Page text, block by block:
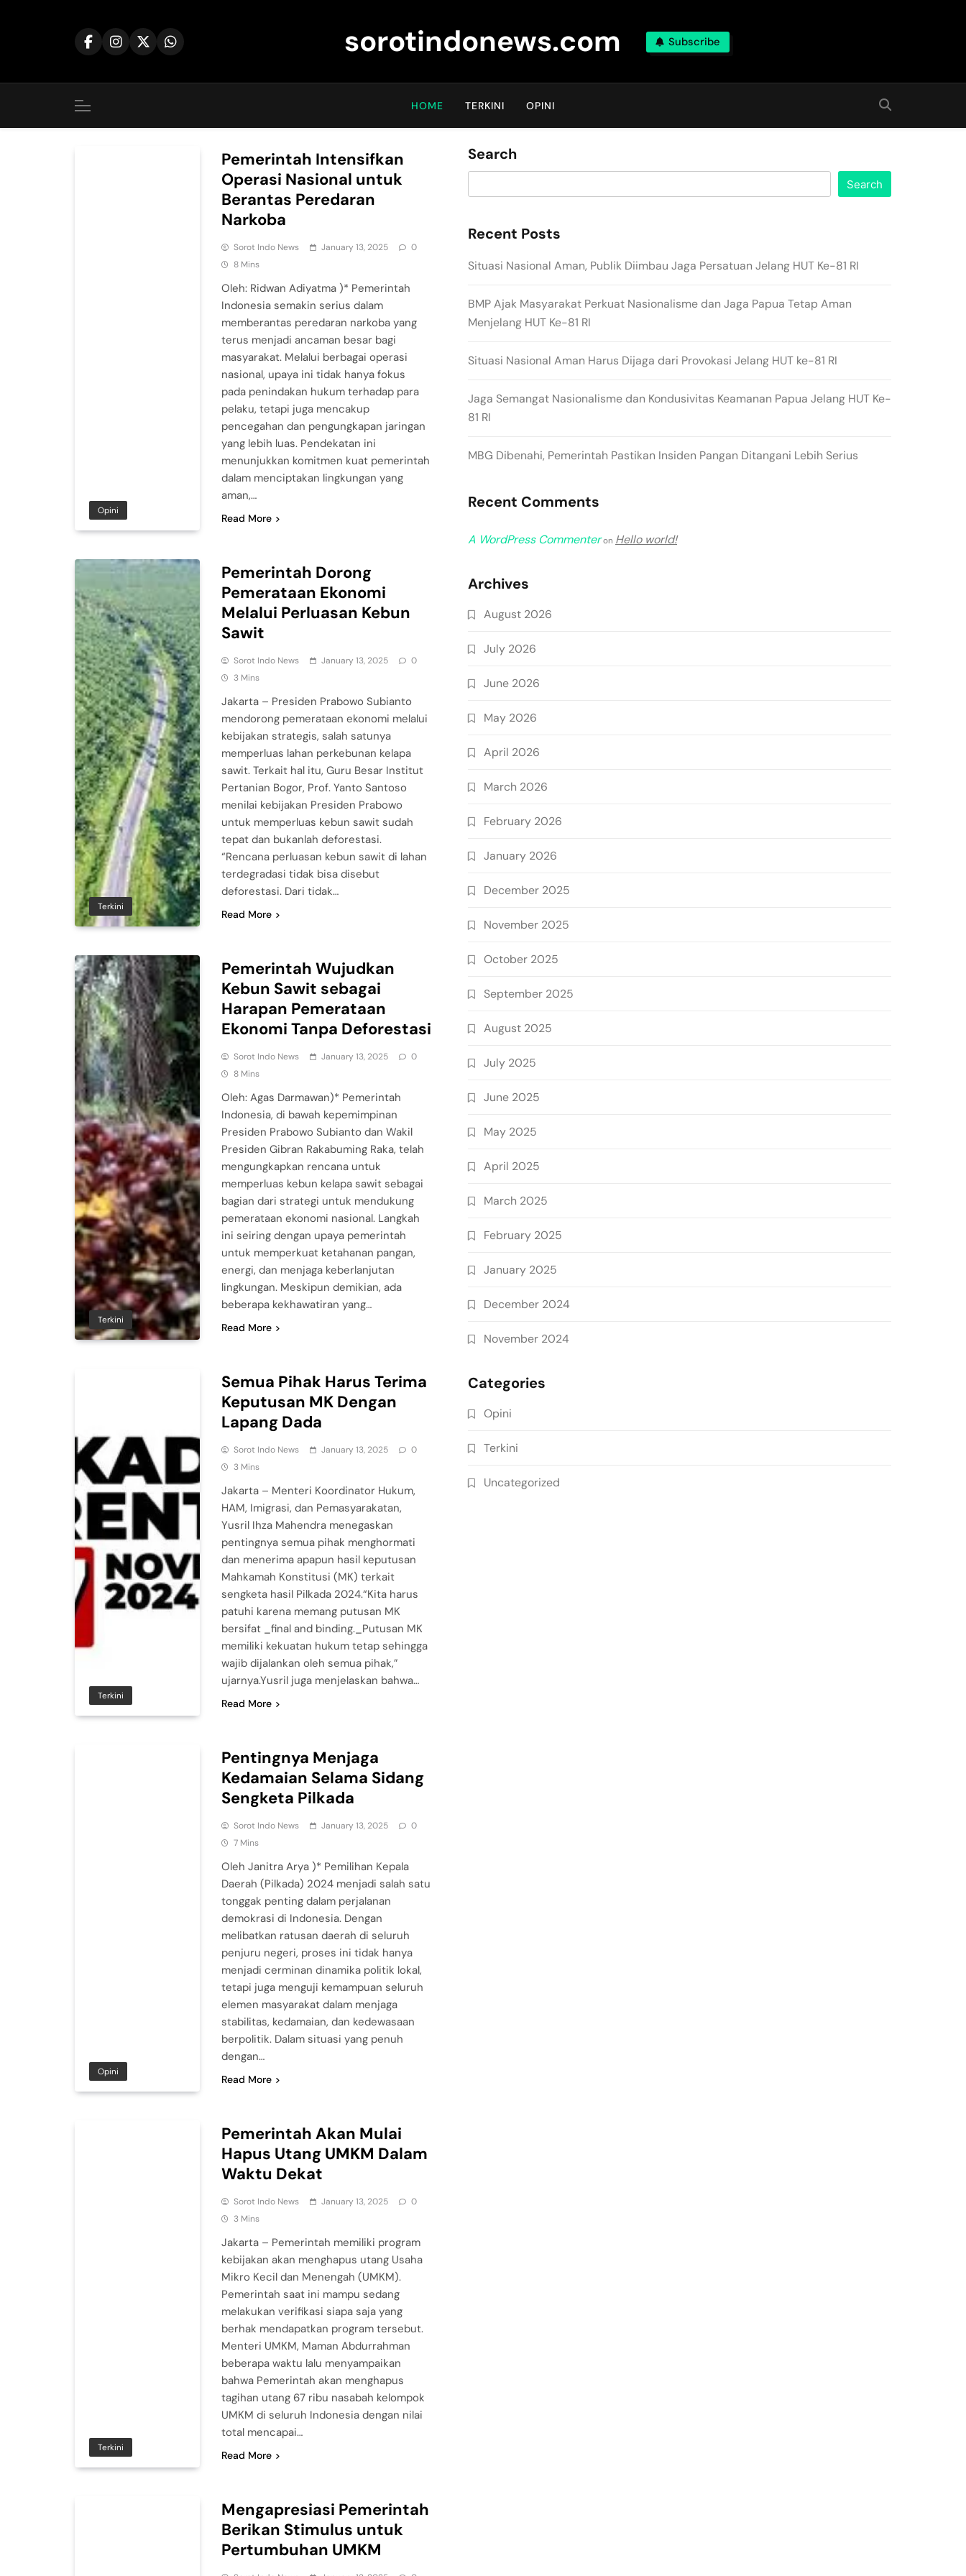
sorotindonews.com Subscribe
HOME TERKINI OPINI
Opini
Pemerintah Intensifkan
Operasi Nasional untuk
Berantas Peredaran
Narkoba
Sorot Indo News January 13, 2025
0
8 Mins
Oleh: Ridwan Adiyatma )* Pemerintah
Indonesia semakin serius dalam
memberantas peredaran narkoba yang
terus menjadi ancaman besar bagi
masyarakat. Melalui berbagai operasi
nasional, upaya ini tidak hanya fokus
pada penindakan hukum terhadap para
pelaku, tetapi juga mencakup
pencegahan dan pengungkapan jaringan
yang lebih luas. Pendekatan ini
menunjukkan komitmen kuat pemerintah
dalam menciptakan lingkungan yang
aman,…
Read More
Terkini
Pemerintah Dorong
Pemerataan Ekonomi
Melalui Perluasan Kebun
Sawit
Sorot Indo News January 13, 2025
0
3 Mins
Jakarta – Presiden Prabowo Subianto
mendorong pemerataan ekonomi melalui
kebijakan strategis, salah satunya
memperluas lahan perkebunan kelapa
sawit. Terkait hal itu, Guru Besar Institut
Pertanian Bogor, Prof. Yanto Santoso
menilai kebijakan Presiden Prabowo
untuk memperluas kebun sawit sudah
tepat dan bukanlah deforestasi.
“Rencana perluasan kebun sawit di lahan
terdegradasi tidak bisa disebut
deforestasi. Dari tidak…
Read More
Terkini
Pemerintah Wujudkan
Kebun Sawit sebagai
Harapan Pemerataan
Ekonomi Tanpa Deforestasi
Sorot Indo News January 13, 2025
0
8 Mins
Oleh: Agas Darmawan)* Pemerintah
Indonesia, di bawah kepemimpinan
Presiden Prabowo Subianto dan Wakil
Presiden Gibran Rakabuming Raka, telah
mengungkapkan rencana untuk
memperluas kebun kelapa sawit sebagai
bagian dari strategi untuk mendukung
pemerataan ekonomi nasional. Langkah
ini seiring dengan upaya pemerintah
untuk memperkuat ketahanan pangan,
energi, dan menjaga keberlanjutan
lingkungan. Meskipun demikian, ada
beberapa kekhawatiran yang…
Read More
Terkini
Semua Pihak Harus Terima
Keputusan MK Dengan
Lapang Dada
Sorot Indo News January 13, 2025
0
3 Mins
Jakarta – Menteri Koordinator Hukum,
HAM, Imigrasi, dan Pemasyarakatan,
Yusril Ihza Mahendra menegaskan
pentingnya semua pihak menghormati
dan menerima apapun hasil keputusan
Mahkamah Konstitusi (MK) terkait
sengketa hasil Pilkada 2024.“Kita harus
patuhi karena memang putusan MK
bersifat _final and binding._Putusan MK
memiliki kekuatan hukum tetap sehingga
wajib dijalankan oleh semua pihak,”
ujarnya.Yusril juga menjelaskan bahwa…
Read More
Opini
Pentingnya Menjaga
Kedamaian Selama Sidang
Sengketa Pilkada
Sorot Indo News January 13, 2025
0
7 Mins
Oleh Janitra Arya )* Pemilihan Kepala
Daerah (Pilkada) 2024 menjadi salah satu
tonggak penting dalam perjalanan
demokrasi di Indonesia. Dengan
melibatkan ratusan daerah di seluruh
penjuru negeri, proses ini tidak hanya
menjadi cerminan dinamika politik lokal,
tetapi juga menguji kemampuan seluruh
elemen masyarakat dalam menjaga
stabilitas, kedamaian, dan kedewasaan
berpolitik. Dalam situasi yang penuh
dengan…
Read More
Terkini
Pemerintah Akan Mulai
Hapus Utang UMKM Dalam
Waktu Dekat
Sorot Indo News January 13, 2025
0
3 Mins
Jakarta – Pemerintah memiliki program
kebijakan akan menghapus utang Usaha
Mikro Kecil dan Menengah (UMKM).
Pemerintah saat ini mampu sedang
melakukan verifikasi siapa saja yang
berhak mendapatkan program tersebut.
Menteri UMKM, Maman Abdurrahman
beberapa waktu lalu menyampaikan
bahwa Pemerintah akan menghapus
tagihan utang 67 ribu nasabah kelompok
UMKM di seluruh Indonesia dengan nilai
total mencapai…
Read More
Mengapresiasi Pemerintah
Berikan Stimulus untuk
Pertumbuhan UMKM
Search
Search
Recent Posts
Situasi Nasional Aman, Publik Diimbau Jaga Persatuan Jelang HUT Ke-81 RI
BMP Ajak Masyarakat Perkuat Nasionalisme dan Jaga Papua Tetap Aman
Menjelang HUT Ke-81 RI
Situasi Nasional Aman Harus Dijaga dari Provokasi Jelang HUT ke-81 RI
Jaga Semangat Nasionalisme dan Kondusivitas Keamanan Papua Jelang HUT Ke-
81 RI
MBG Dibenahi, Pemerintah Pastikan Insiden Pangan Ditangani Lebih Serius
Recent Comments
A WordPress Commenteron Hello world!
Archives
August 2026
July 2026
June 2026
May 2026
April 2026
March 2026
February 2026
January 2026
December 2025
November 2025
October 2025
September 2025
August 2025
July 2025
June 2025
May 2025
April 2025
March 2025
February 2025
January 2025
December 2024
November 2024
Categories
Opini
Terkini
Uncategorized